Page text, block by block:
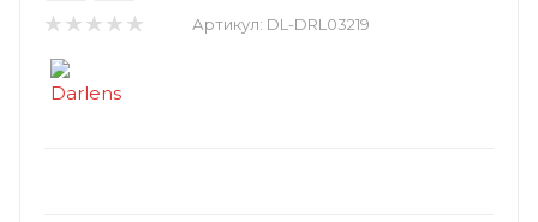
Артикул: DL-DRL03219